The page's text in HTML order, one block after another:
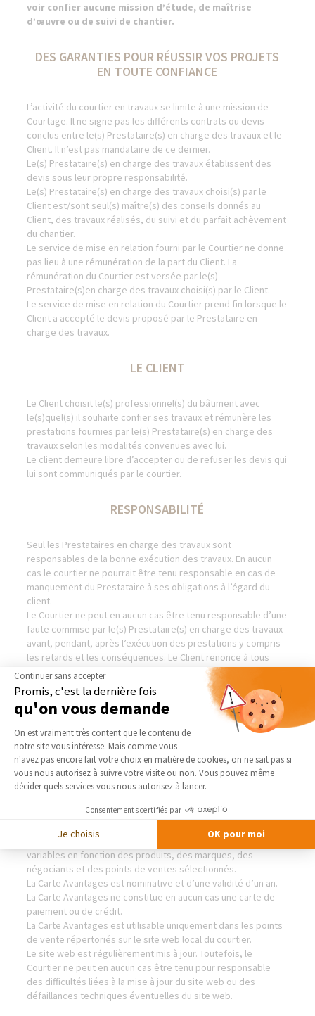
voir confier aucune mission d’étude, de maîtrise
d’œuvre ou de suivi de chantier.
DES GARANTIES POUR RÉUSSIR VOS PROJETS
EN TOUTE CONFIANCE
L’activité du courtier en travaux se limite à une mission de
Courtage. Il ne signe pas les différents contrats ou devis
conclus entre le(s) Prestataire(s) en charge des travaux et le
Client. Il n’est pas mandataire de ce dernier.
Le(s) Prestataire(s) en charge des travaux établissent des
devis sous leur propre responsabilité.
Le(s) Prestataire(s) en charge des travaux choisi(s) par le
Client est/sont seul(s) maître(s) des conseils donnés au
Client, des travaux réalisés, du suivi et du parfait achèvement
du chantier.
Le service de mise en relation fourni par le Courtier ne donne
pas lieu à une rémunération de la part du Client. La
rémunération du Courtier est versée par le(s)
Prestataire(s)en charge des travaux choisi(s) par le Client.
Le service de mise en relation du Courtier prend fin lorsque le
Client a accepté le devis proposé par le Prestataire en
charge des travaux.
LE CLIENT
Le Client choisit le(s) professionnel(s) du bâtiment avec
le(s)quel(s) il souhaite confier ses travaux et rémunère les
prestations fournies par le(s) Prestataire(s) en charge des
travaux selon les modalités convenues avec lui.
Le client demeure libre d’accepter ou de refuser les devis qui
lui sont communiqués par le courtier.
RESPONSABILITÉ
Seul les Prestataires en charge des travaux sont
responsables de la bonne exécution des travaux. En aucun
cas le courtier ne pourrait être tenu responsable en cas de
manquement du Prestataire à ses obligations à l’égard du
client.
Le Courtier ne peut en aucun cas être tenu responsable d’une
faute commise par le(s) Prestataire(s) en charge des travaux
avant, pendant, après l’exécution des prestations y compris
les retards et les conséquences. Le Client renonce à tous
recours à l’encontre du Courtier.
CARTES AVANTAGES
Le Courtier propose au Client la Carte Avantages de Agence
de Sucy-en-Brie lui permettant de bénéficier de tarifs
spécifiques chez des fabricants, négociants en matériaux et
prestataires habitat, partenaires du Réseau Agence de Sucy-
Les partenaires référencés accordant ces tarifs spécifiques
des niveaux de remises accordées. Les remises sont
variables en fonction des produits, des marques, des
négociants et des points de ventes sélectionnés.
La Carte Avantages est nominative et d’une validité d’un an.
La Carte Avantages ne constitue en aucun cas une carte de
paiement ou de crédit.
La Carte Avantages est utilisable uniquement dans les points
de vente répertoriés sur le site web local du courtier.
Le site web est régulièrement mis à jour. Toutefois, le
Courtier ne peut en aucun cas être tenu pour responsable
des difficultés liées à la mise à jour du site web ou des
défaillances techniques éventuelles du site web.
Continuer sans accepter
Promis, c'est la dernière fois
qu'on vous demande
Plateforme de Gestion du
On est vraiment très content que le contenu de
notre site vous intéresse. Mais comme vous
n'avez pas encore fait votre choix en matière de cookies, on ne sait pas si
vous nous autorisez à suivre votre visite ou non. Vous pouvez même
décider quels services vous nous autorisez à lancer.
Consentements certifiés par
Je choisis OK pour moi
Axeptio consent